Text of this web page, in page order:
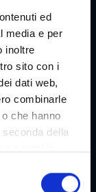
ed
media e per
inoltre
sito con i
dati web,
combinarle
che hanno
della
da loro, ad
Graz